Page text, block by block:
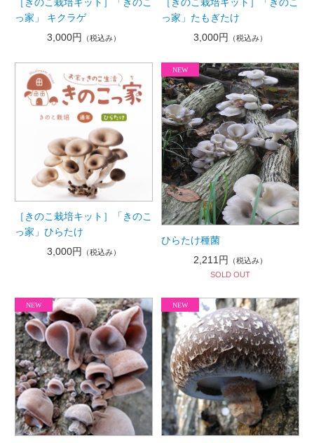
［きのこ栽培キット］「きのこ
っ家」 キクラゲ
3,000円
（税込み）
［きのこ栽培キット］「きのこ
っ家」たもぎたけ
3,000円
（税込み）
［きのこ栽培キット］「きのこ
っ家」ひらたけ
3,000円 （税込み）
ひらたけ種菌
2,211円
（税込み）
SOLD OUT